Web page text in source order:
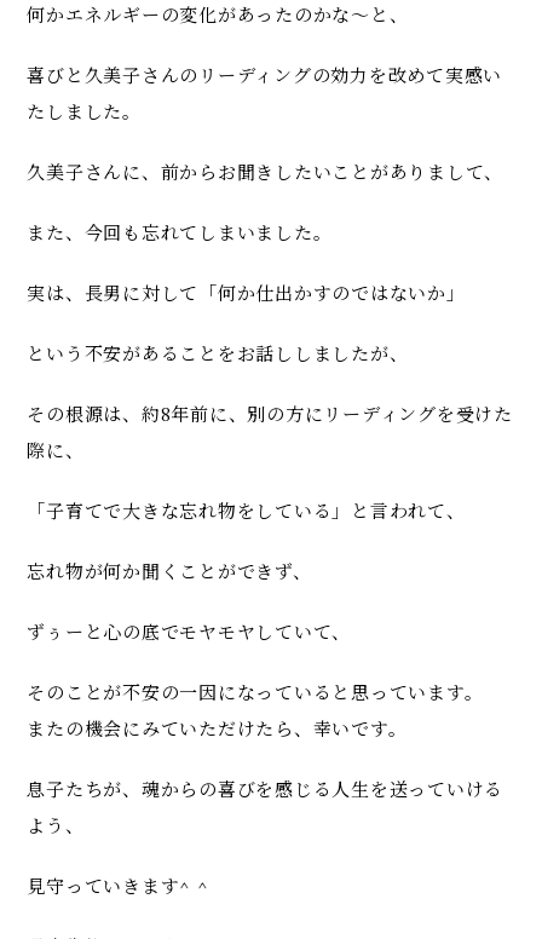
何かエネルギーの変化があったのかな〜と、
喜びと久美子さんのリーディングの効力を改めて実感い
たしました。
久美子さんに、前からお聞きしたいことがありまして、
また、今回も忘れてしまいました。
実は、長男に対して「何か仕出かすのではないか」
という不安があることをお話ししましたが、
その根源は、約8年前に、別の方にリーディングを受けた
際に、
「子育てで大きな忘れ物をしている」と言われて、
忘れ物が何か聞くことができず、
ずぅーと心の底でモヤモヤしていて、
そのことが不安の一因になっていると思っています。
またの機会にみていただけたら、幸いです。
息子たちが、魂からの喜びを感じる人生を送っていける
よう、
見守っていきます^ ^